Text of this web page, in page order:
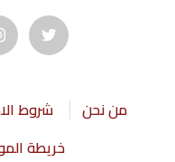
من نحن شروط
خريطة